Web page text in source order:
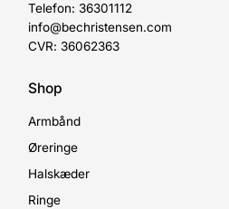
Telefon: 36301112
info@bechristensen.com
CVR: 36062363
Shop
Armbånd
Øreringe
Halskæder
Ringe